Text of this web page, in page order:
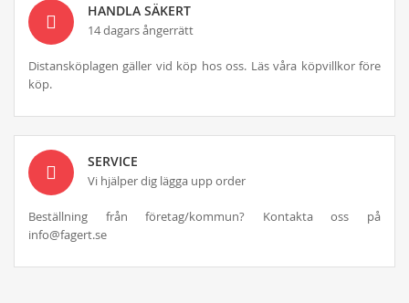
HANDLA SÄKERT
14 dagars ångerrätt
Distansköplagen gäller vid köp hos oss. Läs våra köpvillkor före
köp.
SERVICE
Vi hjälper dig lägga upp order
Beställning från företag/kommun? Kontakta oss på
info@fagert.se